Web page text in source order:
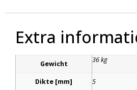
Extra
Gewicht 36 kg
Dikte [mm] 5